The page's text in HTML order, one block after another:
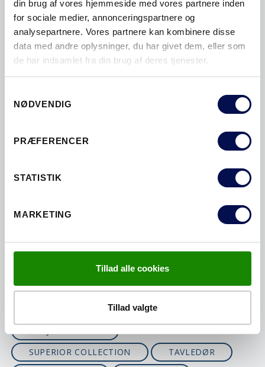
din brug af vores hjemmeside med vores partnere inden
for sociale medier, annonceringspartnere og
analysepartnere. Vores partnere kan kombinere disse
data med andre oplysninger, du har givet dem, eller som
de har indsamlet fra din brug af deres tjenester.
NØDVENDIG
PRÆFERENCER
STATISTIK
MARKETING
Tillad alle cookies
Tillad valgte
HJEMMEKONTOR
HOVEDDØRE
INDBRUDSSIKKERHED
INDVENDIGE DØRE
ISOLERING
JUL
KARME
KØKKENDØRE
MASSIVE DØRE
RENGØRING
SKIFTE DØRE
SKYDEDØRE
SMARTCLOSE
SOMMERHUSDØRE
SPECIALMÅL
SPISEKAMMER
STABLE
STØJREDUCERENDE DØRE
SUPERIOR COLLECTION
TAVLEDØR